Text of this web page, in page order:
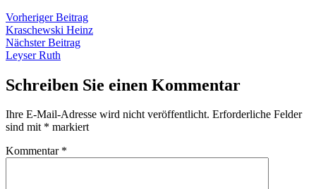
Beitragsnavigation
Vorheriger BeitragVorheriger
Beitrag:
Kraschewski Heinz
Nächster BeitragNächster
Leyser Ruth
Schreiben Sie einen Kommentar
Ihre E-Mail-Adresse wird nicht veröffentlicht. Erforderliche Felder
sind mit * markiert
Kommentar *